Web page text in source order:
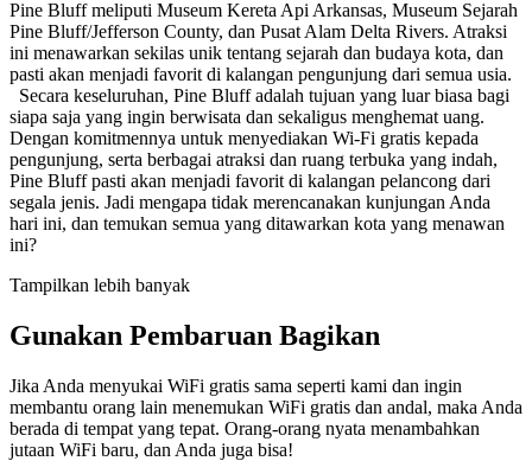
Pine Bluff meliputi Museum Kereta Api Arkansas, Museum Sejarah
Pine Bluff/Jefferson County, dan Pusat Alam Delta Rivers. Atraksi
ini menawarkan sekilas unik tentang sejarah dan budaya kota, dan
pasti akan menjadi favorit di kalangan pengunjung dari semua usia.
Secara keseluruhan, Pine Bluff adalah tujuan yang luar biasa bagi
siapa saja yang ingin berwisata dan sekaligus menghemat uang.
Dengan komitmennya untuk menyediakan Wi-Fi gratis kepada
pengunjung, serta berbagai atraksi dan ruang terbuka yang indah,
Pine Bluff pasti akan menjadi favorit di kalangan pelancong dari
segala jenis. Jadi mengapa tidak merencanakan kunjungan Anda
hari ini, dan temukan semua yang ditawarkan kota yang menawan
ini?
Tampilkan lebih banyak
Gunakan Pembaruan Bagikan
Jika Anda menyukai WiFi gratis sama seperti kami dan ingin
membantu orang lain menemukan WiFi gratis dan andal, maka Anda
berada di tempat yang tepat. Orang-orang nyata menambahkan
jutaan WiFi baru, dan Anda juga bisa!